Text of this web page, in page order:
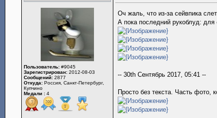
Пользователь: #9045
Зарегистрирован: 2012-08-03
Сообщений: 2877
Откуда: Россия, Санкт-Петербург,
Купчино
Медали : 4
Оч жаль, что из-за сейвпика
А пока последний рукоблуд:
-- 30th Сентябрь 2017, 05:41 --
Просто без текста. Часть фото,